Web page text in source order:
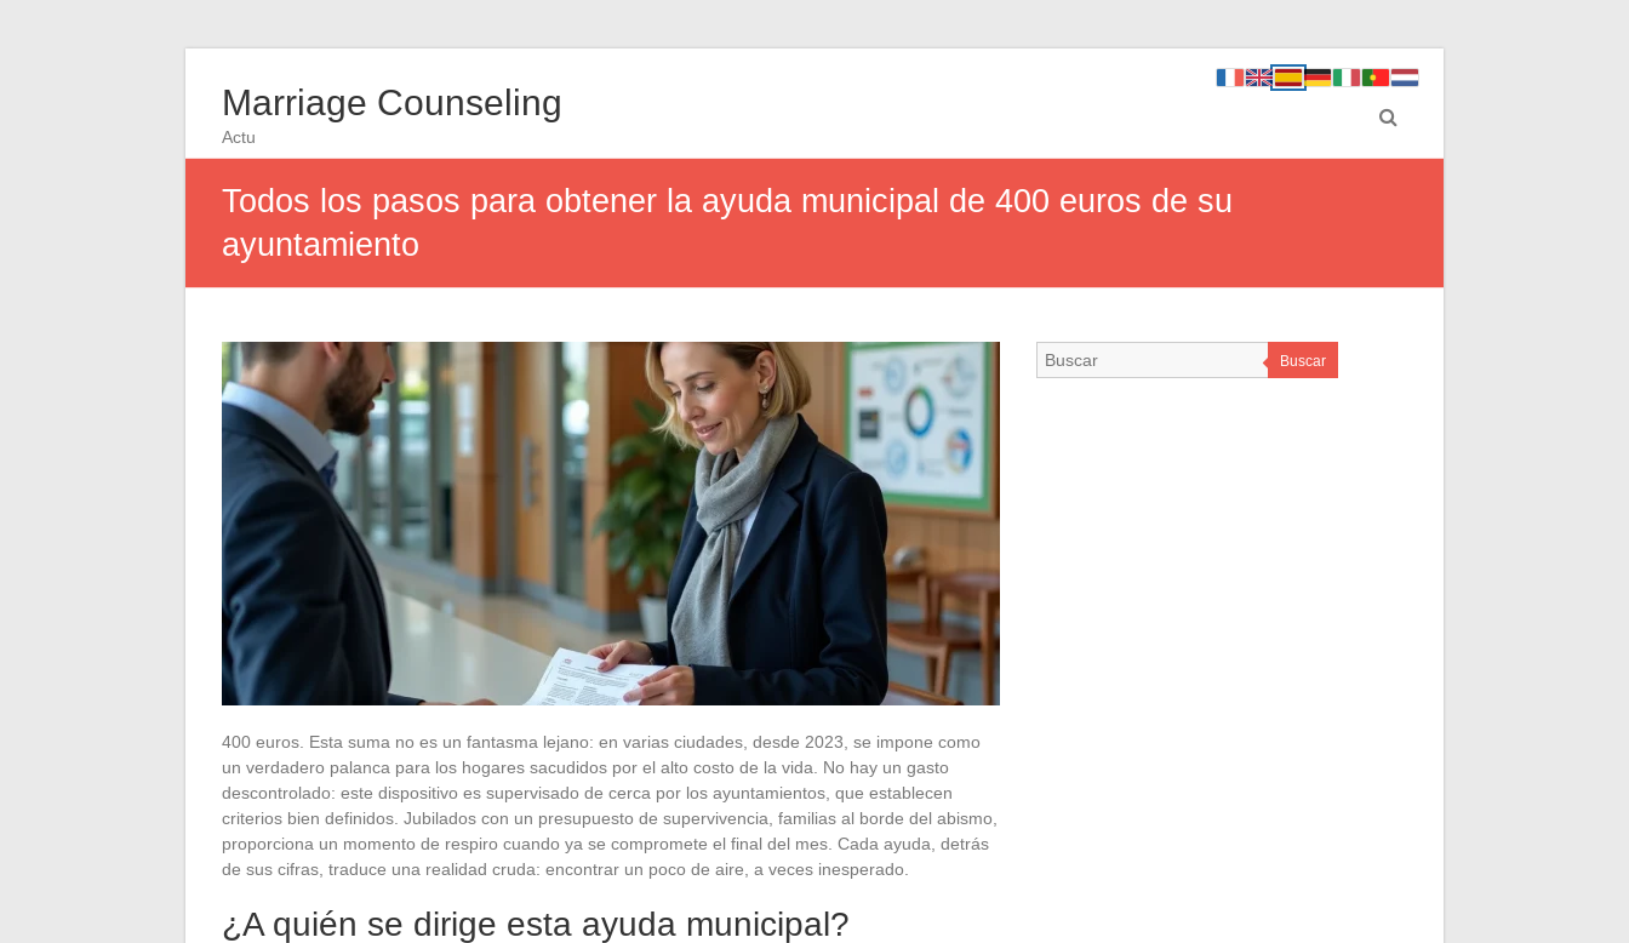
Marriage Counseling
Actu
Todos los pasos para obtener la ayuda municipal de 400 euros de su
ayuntamiento
400 euros. Esta suma no es un fantasma lejano: en varias ciudades, desde 2023, se impone como
un verdadero palanca para los hogares sacudidos por el alto costo de la vida. No hay un gasto
descontrolado: este dispositivo es supervisado de cerca por los ayuntamientos, que establecen
criterios bien definidos. Jubilados con un presupuesto de supervivencia, familias al borde del abismo,
proporciona un momento de respiro cuando ya se compromete el final del mes. Cada ayuda, detrás
de sus cifras, traduce una realidad cruda: encontrar un poco de aire, a veces inesperado.
¿A quién se dirige esta ayuda municipal?
Buscar